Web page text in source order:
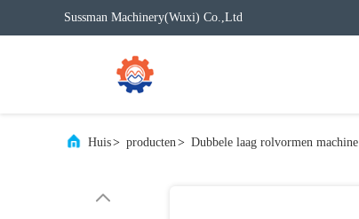
Sussman Machinery(Wuxi) Co.,Ltd
Huis> producten> Dubbele laag rolvormen machine